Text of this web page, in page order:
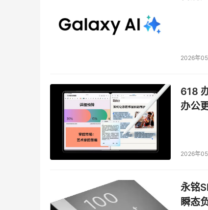
此外，在即将于明天召开的主题为“存储用
一话题与行业专家和用户代表展开分析讨论
品与解决方案有机结合，为现场观众提供直
解决方案、容灾解决方案和数据备份解决方案
“‘应用为先’理念确保了HDS能够帮助用户
“HDS的Application Optimized Storage™
据、内容和应用服务的一个公共框架上，提
存储行业的发展！”
2026年
618
办公
2026年
永铭
瞬态